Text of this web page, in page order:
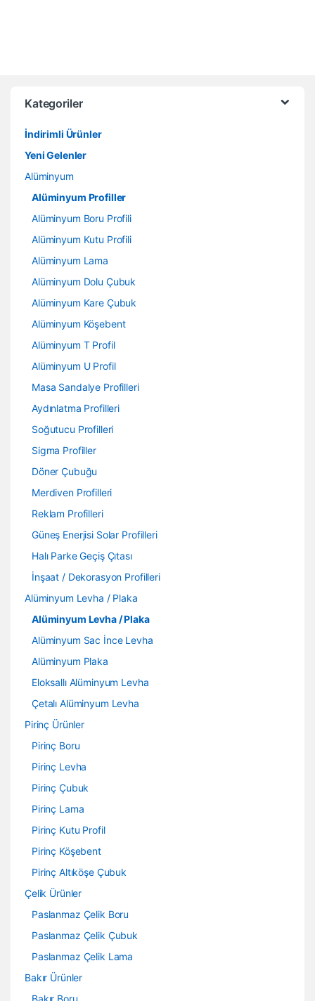
Kategoriler
İndirimli Ürünler
Yeni Gelenler
Alüminyum
Alüminyum Profiller
Alüminyum Boru Profili
Alüminyum Kutu Profili
Alüminyum Lama
Alüminyum Dolu Çubuk
Alüminyum Kare Çubuk
Alüminyum Köşebent
Alüminyum T Profil
Alüminyum U Profil
Masa Sandalye Profilleri
Aydınlatma Profilleri
Soğutucu Profilleri
Sigma Profiller
Döner Çubuğu
Merdiven Profilleri
Reklam Profilleri
Güneş Enerjisi Solar Profilleri
Halı Parke Geçiş Çıtası
İnşaat / Dekorasyon Profilleri
Alüminyum Levha / Plaka
Alüminyum Levha / Plaka
Alüminyum Sac İnce Levha
Alüminyum Plaka
Eloksallı Alüminyum Levha
Çetalı Alüminyum Levha
Pirinç Ürünler
Pirinç Boru
Pirinç Levha
Pirinç Çubuk
Pirinç Lama
Pirinç Kutu Profil
Pirinç Köşebent
Pirinç Altıköşe Çubuk
Çelik Ürünler
Paslanmaz Çelik Boru
Paslanmaz Çelik Çubuk
Paslanmaz Çelik Lama
Bakır Ürünler
Bakır Boru